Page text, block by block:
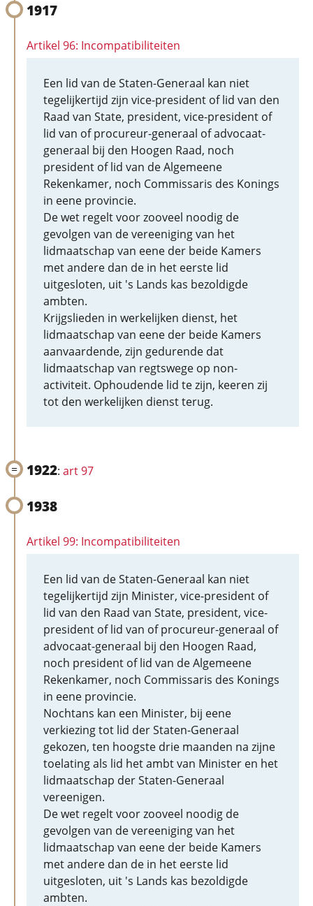
1917
Artikel 96: Incompatibiliteiten
Een lid van de Staten-Generaal kan niet
tegelijkertijd zijn vice-president of lid van den
Raad van State, president, vice-president of
lid van of procureur-generaal of advocaat-
generaal bij den Hoogen Raad, noch
president of lid van de Algemeene
Rekenkamer, noch Commissaris des Konings
in eene provincie.
De wet regelt voor zooveel noodig de
gevolgen van de vereeniging van het
lidmaatschap van eene der beide Kamers
met andere dan de in het eerste lid
uitgesloten, uit 's Lands kas bezoldigde
ambten.
Krijgslieden in werkelijken dienst, het
lidmaatschap van eene der beide Kamers
aanvaardende, zijn gedurende dat
lidmaatschap van regtswege op non-
activiteit. Ophoudende lid te zijn, keeren zij
tot den werkelijken dienst terug.
1922: art 97
1938
Artikel 99: Incompatibiliteiten
Een lid van de Staten-Generaal kan niet
tegelijkertijd zijn Minister, vice-president of
lid van den Raad van State, president, vice-
president of lid van of procureur-generaal of
advocaat-generaal bij den Hoogen Raad,
noch president of lid van de Algemeene
Rekenkamer, noch Commissaris des Konings
in eene provincie.
Nochtans kan een Minister, bij eene
verkiezing tot lid der Staten-Generaal
gekozen, ten hoogste drie maanden na zijne
toelating als lid het ambt van Minister en het
lidmaatschap der Staten-Generaal
vereenigen.
De wet regelt voor zooveel noodig de
gevolgen van de vereeniging van het
lidmaatschap van eene der beide Kamers
met andere dan de in het eerste lid
uitgesloten, uit 's Lands kas bezoldigde
ambten.